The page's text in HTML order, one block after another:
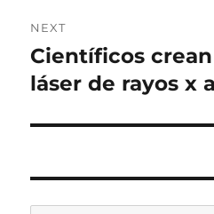
NEXT
Next
post:
Científicos
láser de rayos x